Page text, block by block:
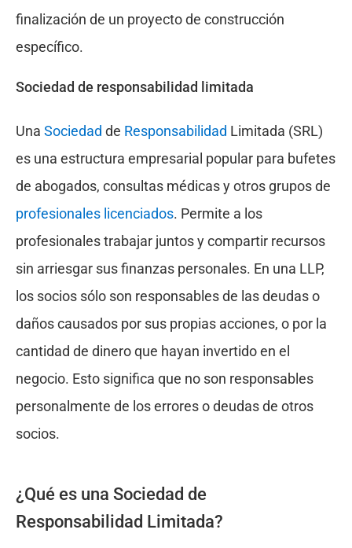
finalización de un proyecto de construcción
específico.
Sociedad de responsabilidad limitada
Una Sociedad de Responsabilidad Limitada (SRL)
es una estructura empresarial popular para bufetes
de abogados, consultas médicas y otros grupos de
profesionales licenciados. Permite a los
profesionales trabajar juntos y compartir recursos
sin arriesgar sus finanzas personales. En una LLP,
los socios sólo son responsables de las deudas o
daños causados por sus propias acciones, o por la
cantidad de dinero que hayan invertido en el
negocio. Esto significa que no son responsables
personalmente de los errores o deudas de otros
socios.
¿Qué es una Sociedad de
Responsabilidad Limitada?